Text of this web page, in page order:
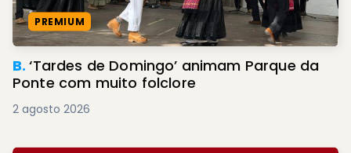
PREMIUM
B.‘Tardes de Domingo’ animam Parque da
Ponte com muito folclore
2 agosto 2026